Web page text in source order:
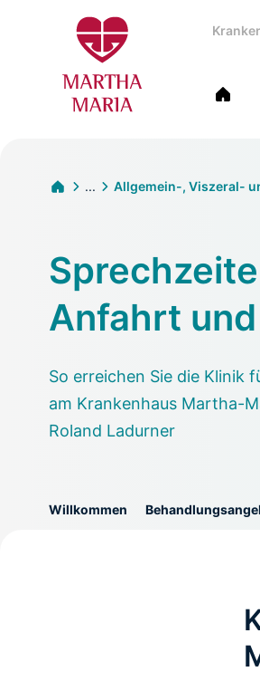
... Allgemein-, Viszeral-
Anfahrt
So erreichen Sie die Klinik
am Krankenhaus Martha-
Roland Ladurner
Willkommen